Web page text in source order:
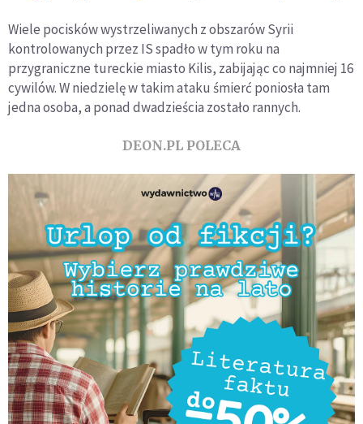
Wiele pocisków wystrzeliwanych z obszarów Syrii
kontrolowanych przez IS spadło w tym roku na
przygraniczne tureckie miasto Kilis, zabijając co najmniej 16
cywilów. W niedzielę w takim ataku śmierć poniosła tam
jedna osoba, a ponad dwadzieścia zostało rannych.
DEON.PL POLECA